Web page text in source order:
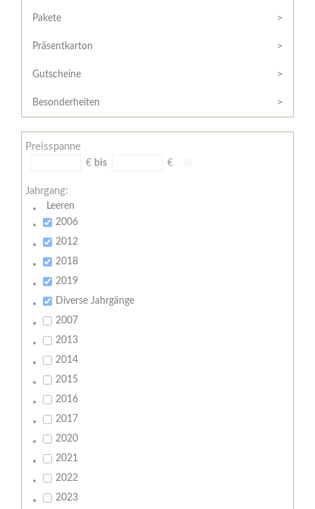
/
Widerrufsformular
AGB
Zahlungsbedingungen
Meine
Pakete
Präsentkarton
Gutscheine
Besonderheiten
Preisspanne
€ bis €
Jahrgang:
Leeren
2006
2012
2018
2019
Diverse Jahrgänge
2007
2013
2014
2015
2016
2017
2020
2021
2022
2023